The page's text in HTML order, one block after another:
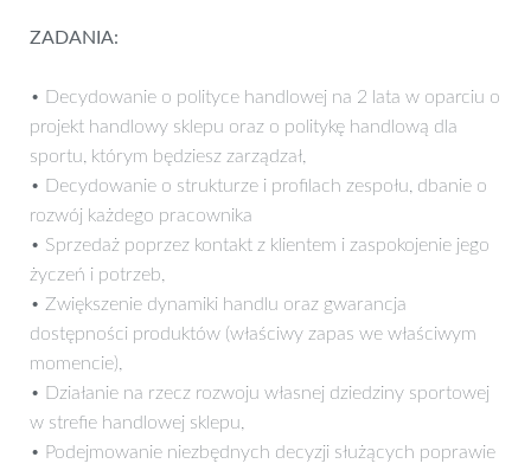
ZADANIA:
• Decydowanie o polityce handlowej na 2 lata w oparciu o
projekt handlowy sklepu oraz o politykę handlową dla
sportu, którym będziesz zarządzał,
• Decydowanie o strukturze i profilach zespołu, dbanie o
rozwój każdego pracownika
• Sprzedaż poprzez kontakt z klientem i zaspokojenie jego
życzeń i potrzeb,
• Zwiększenie dynamiki handlu oraz gwarancja
dostępności produktów (właściwy zapas we właściwym
momencie),
• Działanie na rzecz rozwoju własnej dziedziny sportowej
w strefie handlowej sklepu,
• Podejmowanie niezbędnych decyzji służących poprawie